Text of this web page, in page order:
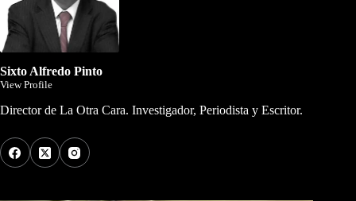
Sixto Alfredo Pinto
View Profile
Director de La Otra Cara. Investigador, Periodista y Escritor.